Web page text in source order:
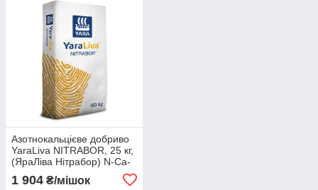
Азотнокальцієве добриво
YaraLiva NITRABOR, 25 кг,
(ЯраЛіва Нітрабор) N-Ca-
ґрунтового внесення
1 904 ₴/мішок